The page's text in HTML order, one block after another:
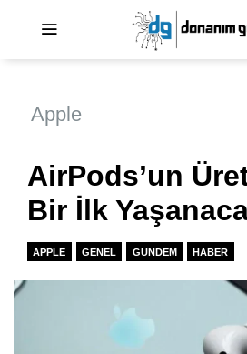
Apple
AirPods’un
Bir İlk
APPLE GENEL GUNDEM HABER